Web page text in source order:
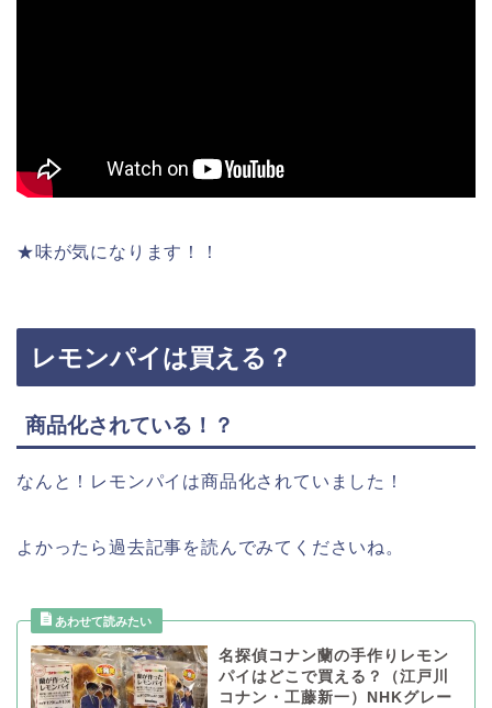
★味が気になります！！
レモンパイは買える？
商品化されている！？
なんと！レモンパイは商品化されていました！
よかったら過去記事を読んでみてくださいね。
名探偵コナン蘭の手作りレモン
パイはどこで買える？（江戸川
コナン・工藤新一）NHKグレー